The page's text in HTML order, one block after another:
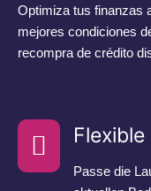
Optimiza tus finanzas
mejores condiciones
recompra de crédito
Passe die